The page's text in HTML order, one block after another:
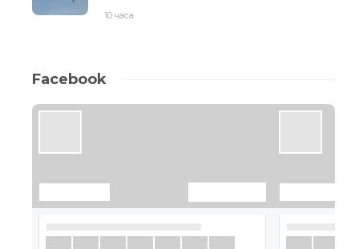
10 часа
Facebook